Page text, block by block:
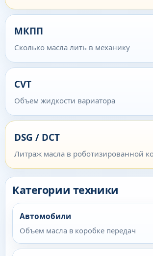
МКПП
Сколько масла лить в механику
CVT
Объем жидкости вариатора
DSG / DCT
Литраж масла в роботизированной
Категории техники
Автомобили
Объем масла в коробке передач